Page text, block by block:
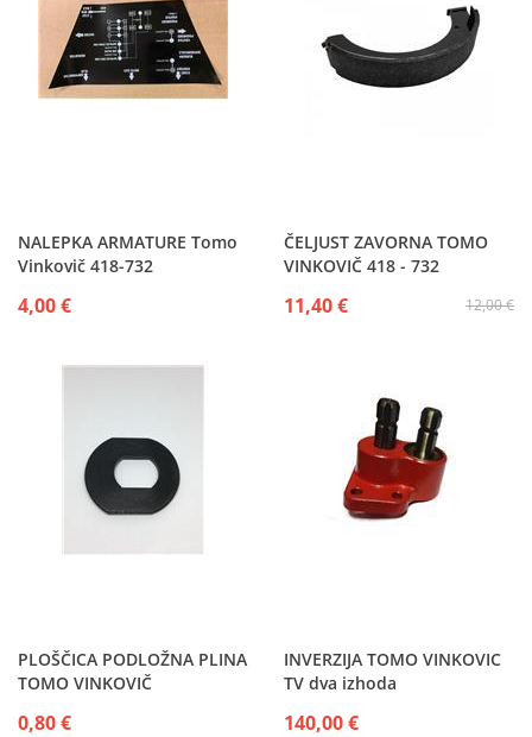
NALEPKA ARMATURE Tomo
Vinkovič 418-732
4,00 €
ČELJUST ZAVORNA TOMO
VINKOVIČ 418 - 732
12,00 €
11,40 €
PLOŠČICA PODLOŽNA PLINA
TOMO VINKOVIČ
0,80 €
INVERZIJA TOMO VINKOVIC
TV dva izhoda
140,00 €